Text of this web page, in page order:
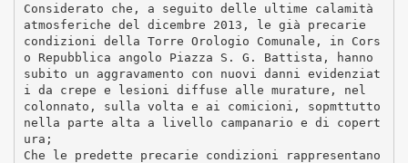
Considerato che, a seguito delle ultime calamità
atmosferiche del dicembre 2013, le già precarie
condizioni della Torre Orologio Comunale, in Cors
o Repubblica angolo Piazza S. G. Battista, hanno
subito un aggravamento con nuovi danni evidenziat
i da crepe e lesioni diffuse alle murature, nel
colonnato, sulla volta e ai comicioni, sopmttutto
nella parte alta a livello campanario e di copert
ura;
Che le predette precarie condizioni rappresentano